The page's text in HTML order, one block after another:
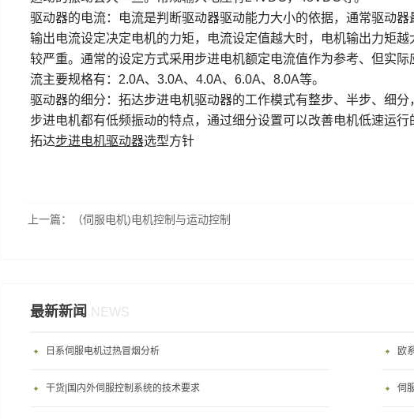
驱动器的电流：电流是判断驱动器驱动能力大小的依据，通常驱动
输出电流设定决定电机的力矩，电流设定值越大时，电机输出力矩
较严重。通常的设定方式采用步进电机额定电流值作为参考、但实
流主要规格有：2.0A、3.0A、4.0A、6.0A、8.0A等。
驱动器的细分：拓达步进电机驱动器的工作模式有整步、半步、细
步进电机都有低频振动的特点，通过细分设置可以改善电机低速运行
拓达步进电机驱动器选型方针
上一篇： （伺服电机)电机控制与运动控制
最新新闻 NEWS
日系伺服电机过热冒烟分析 欧
干货|国内外伺服控制系统的技术要求 伺